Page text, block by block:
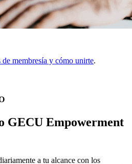
membresía y cómo unirte.
GECU Empowerment
a tu alcance con los